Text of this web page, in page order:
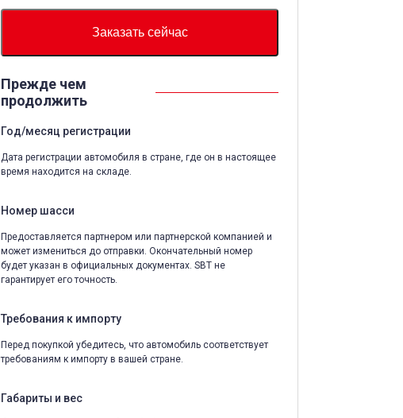
Заказать сейчас
Прежде чем
продолжить
Год/месяц регистрации
Дата регистрации автомобиля в стране, где он в настоящее
время находится на складе.
Номер шасси
Предоставляется партнером или партнерской компанией и
может измениться до отправки. Окончательный номер
будет указан в официальных документах. SBT не
гарантирует его точность.
Требования к импорту
Перед покупкой убедитесь, что автомобиль соответствует
требованиям к импорту в вашей стране.
Габариты и вес